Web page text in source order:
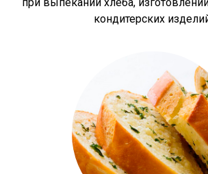
при выпекании хлеба,
кондитерских